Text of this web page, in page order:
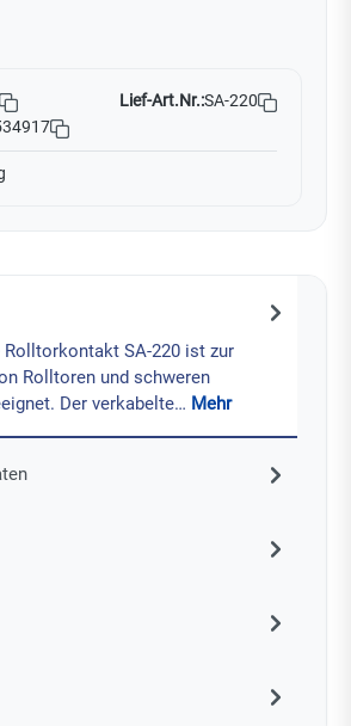
Lief-Art.Nr.:SA-220
Rolltorkontakt SA-220 ist zur
Rolltoren und schweren
Der verkabelte… Mehr